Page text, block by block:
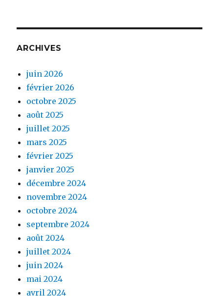
ARCHIVES
juin 2026
février 2026
octobre 2025
août 2025
juillet 2025
mars 2025
février 2025
janvier 2025
décembre 2024
novembre 2024
octobre 2024
septembre 2024
août 2024
juillet 2024
juin 2024
mai 2024
avril 2024